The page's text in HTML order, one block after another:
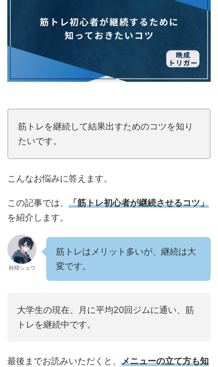
筋トレを継続して結果出すためのコツを知り
たいです。
こんなお悩みに答えます。
この記事では、 「筋トレ初心者が継続させるコツ」
を紹介します。
秋晴シュウ
筋トレはメリット多いが、継続は大
変です。
大学生の現在、月に平均20回ジムに通い、筋
トレを継続中です。
最後までお読みいただくと、 メニューの立て方も知